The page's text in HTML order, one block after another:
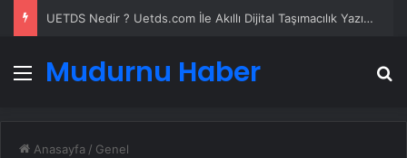
UETDS Nedir ? Uetds.com İle Akıllı Dijital Taşımacılık Yazılımı
MenüMudurnu Haber
Anasayfa / Genel